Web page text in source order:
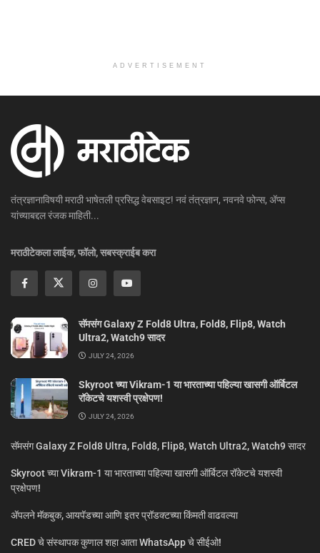
ADVERTISEMENT
तंत्रज्ञानाविषयी मराठी भाषेतली प्रसिद्ध वेबसाइट! नवं तंत्रज्ञान, नवनवे फोन्स, ॲप्स
यांच्याबद्दल रंजक माहिती...
मराठीटेकला लाईक, फॉलो, सबस्क्राईब करा
सॅमसंग Galaxy Z Fold8 Ultra, Fold8, Flip8, Watch
Ultra2, Watch9 सादर
JULY 24, 2026
Skyroot च्या Vikram-1 या भारताच्या पहिल्या खासगी ऑर्बिटल
रॉकेटचे यशस्वी प्रक्षेपण!
JULY 24, 2026
सॅमसंग Galaxy Z Fold8 Ultra, Fold8, Flip8, Watch Ultra2, Watch9 सादर
Skyroot च्या Vikram-1 या भारताच्या पहिल्या खासगी ऑर्बिटल रॉकेटचे यशस्वी
प्रक्षेपण!
ॲपलने मॅकबुक, आयपॅडच्या आणि इतर प्रॉडक्टच्या किंमती वाढवल्या
CRED चे संस्थापक कुणाल शहा आता WhatsApp चे सीईओ!